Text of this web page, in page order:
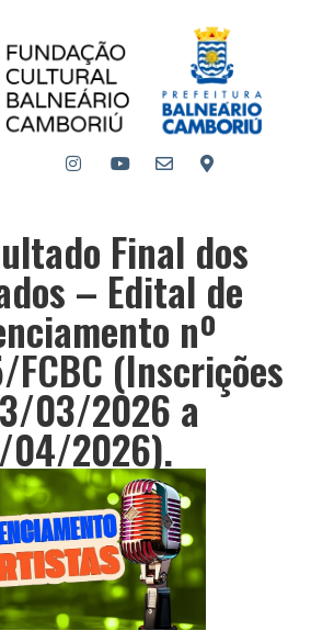
Final dos
– Edital de
nº
(Inscrições
03/2026 a
04/2026).